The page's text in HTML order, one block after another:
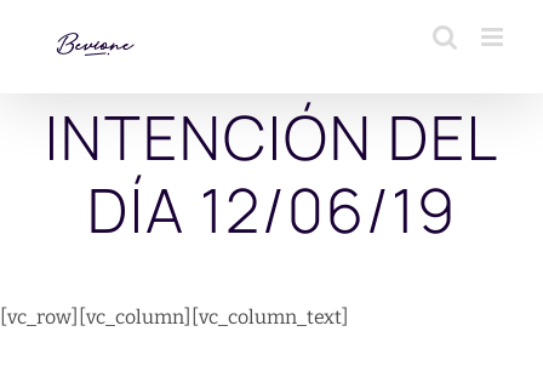
INTENCIÓN DEL
DÍA 12/06/19
[vc_row][vc_column][vc_column_text]